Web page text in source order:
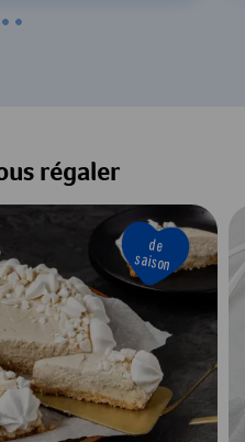
régaler
de
saison